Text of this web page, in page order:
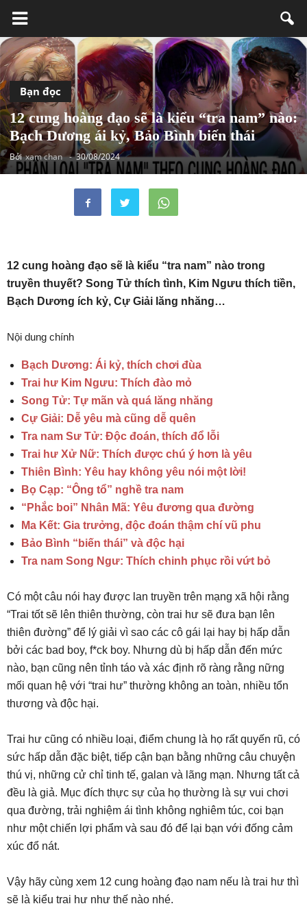
Bạn đọc
12 cung hoàng đạo sẽ là kiểu “tra nam” nào:
Bạch Dương ái kỷ, Bảo Bình biến thái
Bởixam chan - 30/08/2024
12 cung hoàng đạo sẽ là kiểu “tra nam” nào trong
truyền thuyết? Song Tử thích tình, Kim Ngưu thích tiền,
Bạch Dương ích kỷ, Cự Giải lăng nhăng…
Nội dung chính
Bạch Dương: Ái kỷ, thích chơi đùa
Trai hư Kim Ngưu: Thích đào mỏ
Song Tử: Tự mãn và quá lăng nhăng
Cự Giải: Dễ yêu mà cũng dễ quên
Tra nam Sư Tử: Độc đoán, thích đổ lỗi
Trai hư Xử Nữ: Thích được chú ý hơn là yêu
Thiên Bình: Yêu hay không yêu nói một lời!
Bọ Cạp: “Ông tổ” nghề tra nam
“Phắc boi” Nhân Mã: Yêu đương qua đường
Ma Kết: Gia trưởng, độc đoán thậm chí vũ phu
Bảo Bình “biến thái” và độc hại
Tra nam Song Ngư: Thích chinh phục rồi vứt bỏ
Có một câu nói hay được lan truyền trên mạng xã hội rằng
“Trai tốt sẽ lên thiên thường, còn trai hư sẽ đưa bạn lên
thiên đường” để lý giải vì sao các cô gái lại hay bị hấp dẫn
bởi các bad boy, f*ck boy. Nhưng dù bị hấp dẫn đến mức
nào, bạn cũng nên tỉnh táo và xác định rõ ràng rằng nững
mối quan hệ với “trai hư” thường không an toàn, nhiều tổn
thương và độc hại.
Trai hư cũng có nhiều loại, điểm chung là họ rất quyến rũ, có
sức hấp dẫn đặc biệt, tiếp cận bạn bằng những câu chuyện
thú vị, những cử chỉ tinh tế, galan và lãng mạn. Nhưng tất cả
đều là giả. Mục đích thực sự của họ thường là sự vui chơi
qua đường, trải nghiệm ái tình không nghiêm túc, coi bạn
như một chiến lợi phẩm và sau đó để lại bạn với đống cảm
xúc đổ nát.
Vậy hãy cùng xem 12 cung hoàng đạo nam nếu là trai hư thì
sẽ là kiểu trai hư như thế nào nhé.